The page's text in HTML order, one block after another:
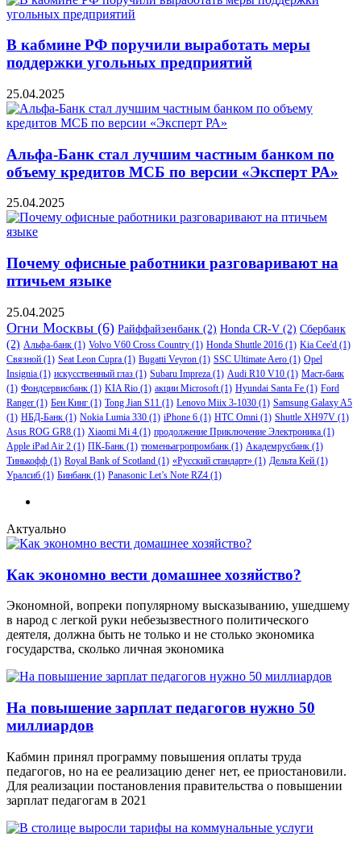
В кабмине РФ поручили выработать меры
поддержки угольных предприятий
25.04.2025
Альфа-Банк стал лучшим частным банком по
объему кредитов МСБ по версии «Эксперт РА»
25.04.2025
Почему офисные работники разговаривают на
птичьем языке
25.04.2025
Огни Москвы (6) Райффайзенбанк (2) Honda CR-V (2) Сбербанк
(2) Альфа-банк (1) Volvo V60 Cross Country (1) Honda Shuttle 2016 (1) Kia Cee'd (1)
Связной (1) Seat Leon Cupra (1) Bugatti Veyron (1) SSC Ultimate Aero (1) Opel
Insignia (1) искусственный глаз (1) Subaru Impreza (1) Audi R10 V10 (1) Маст-банк
(1) Фондсервисбанк (1) KIA Rio (1) акции Microsoft(1) Hyundai Santa Fe (1) Ford
Ranger (1) Бен Кинг (1) Tong Jian S11 (1) Lenovo Miix 3-1030 (1) Samsung Galaxy A5
(1) НБД-Банк (1) Nokia Lumia 330 (1) iPhone 6 (1) HTC Omni (1) Shuttle XH97V (1)
Asus ROG GR8 (1) Xiaomi Mi 4 (1) продолжение Приключение Электроника (1)
Apple iPad Air 2 (1) ПК-Банк (1) тюменьагропромбанк (1) Академрусбанк (1)
Тинькофф (1) Royal Bank of Scotland (1) «Русский стандарт» (1) Дельта Кей (1)
Уралсиб (1) Бинбанк (1) Panasonic Let’s Note RZ4 (1)
Актуально
Как экономно вести домашнее хозяйство?
Экономной, вопреки популярному высказыванию, ушедшему
в народ с легкой руки небезызвестного политического
деятеля, должна быть не только и не столько экономика
государства, сколько личная экономика
На повышение зарплат педагогов нужно 50
миллиардов
Кабмин принял программу повышения оплаты труда
педагогов, но на ее реализацию денег нет, ее приостановили.
Для реализации постановления правительства о повышении
зарплат педагогам в 2021